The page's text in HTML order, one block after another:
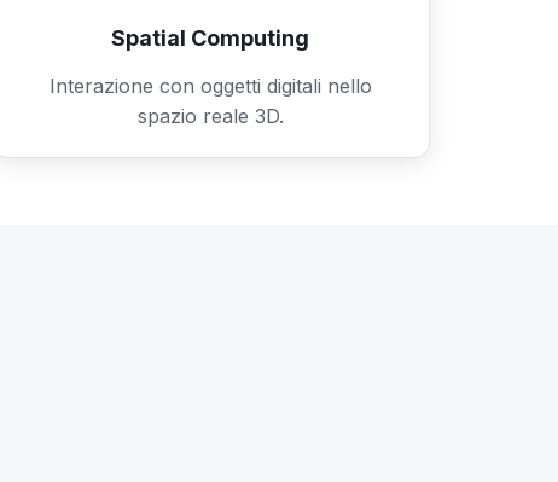
Spatial Computing
Interazione con oggetti digitali nello
spazio reale 3D.